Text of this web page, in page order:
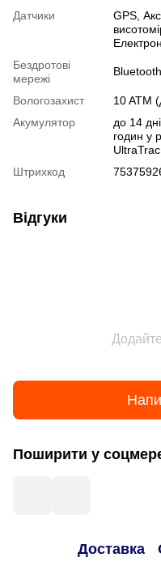
Датчики
GPS
Бездротові
мережі
Bluetooth
Вологозахист
10 ATM
Акумулятор
до 14
годин у
UltraTrac
Штрихкод
Відгуки
Поширити у
Доставка